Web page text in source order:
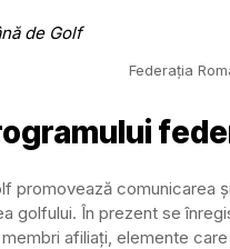
Federația
promovează comunicarea
golfului. În prezent se
afiliați, elemente